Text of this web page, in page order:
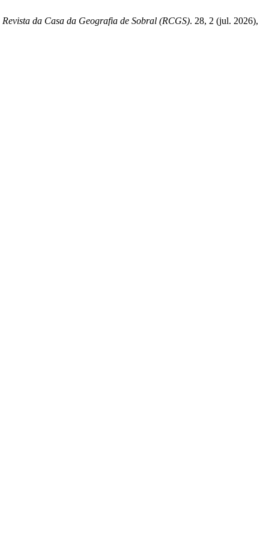
Revista da Casa da Geografia de Sobral (RCGS). 28, 2 (jul. 2026),